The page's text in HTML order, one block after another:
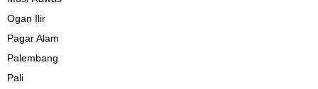
Ogan Ilir
Pagar Alam
Palembang
Pali